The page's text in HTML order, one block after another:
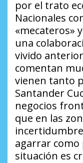
por el trato
Nacionales
«mecateros»
una
vivido
comentan
vienen tanto
Santander
negocios
que en las
agarrar como
situación es